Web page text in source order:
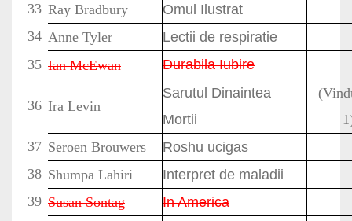
33 Ray Bradbury
Omul Ilustrat
34 Anne Tyler
Lectii de respiratie
35 Ian McEwan Durabila Iubire
36 Ira Levin
Sarutul Dinaintea
Mortii
37 Seroen Brouwers
Roshu ucigas
38 Shumpa Lahiri
Interpret de maladii
39 Susan Sontag In America